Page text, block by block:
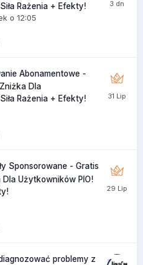
Rażenia + Efekty!
o 12:05
Abonamentowe -
Dla
Rażenia + Efekty!
Sponsorowane - Gratis
Dla Użytkowników PIO!
problemy z